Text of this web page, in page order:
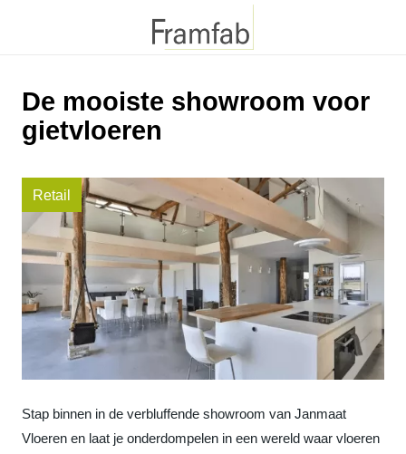
De mooiste showroom voor
gietvloeren
Retail
Stap binnen in de verbluffende showroom van Janmaat
Vloeren en laat je onderdompelen in een wereld waar vloeren